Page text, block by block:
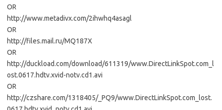
OR
http://www.metadivx.com/2ihwhq4asagl
OR
http://files.mail.ru/MQ187X
OR
http://duckload.com/download/611319/www.DirectLinkSpot.com_l
ost.0617.hdtv.xvid-notv.cd1.avi
OR
http://czshare.com/1318405/_PQ9/www.DirectLinkSpot.com_lost.